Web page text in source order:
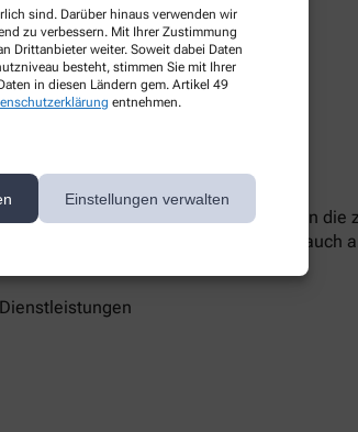
sind. Darüber hinaus verwenden wir
zu verbessern. Mit Ihrer Zustimmung
Drittanbieter weiter. Soweit dabei Daten
besteht, stimmen Sie mit Ihrer
in diesen Ländern gem. Artikel 49
entnehmen.
Einstellungen verwalten
erhalten, können Sie sich an die
geltend zu machen. Sie können sich auch